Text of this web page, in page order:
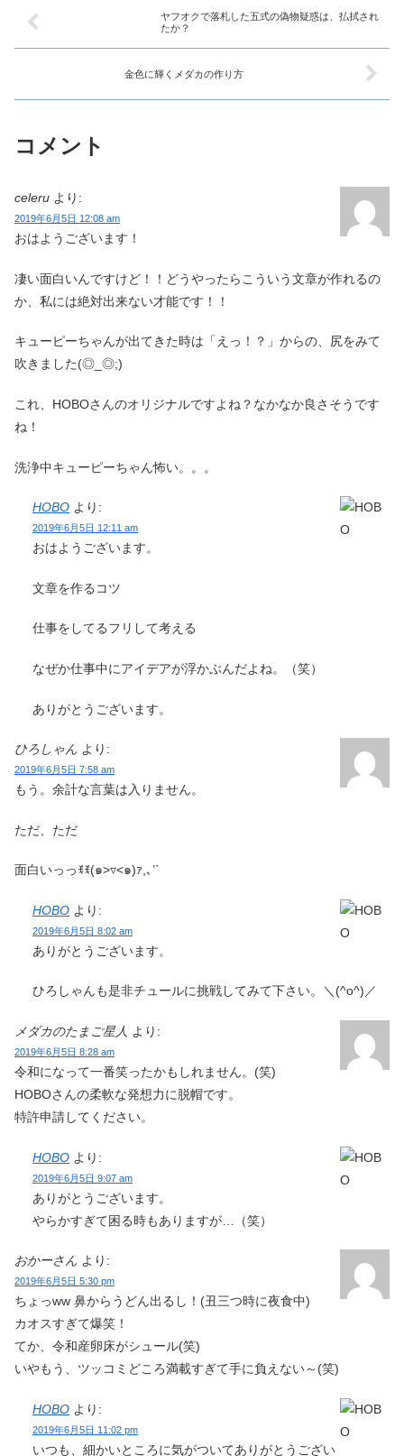
ヤフオクで落札した五式の偽物疑惑は、払拭され
たか？
金色に輝くメダカの作り方
コメント
celeru より:
2019年6月5日 12:08 am
おはようございます！
凄い面白いんですけど！！どうやったらこういう文章が作れるの
か、私には絶対出来ない才能です！！
キューピーちゃんが出てきた時は「えっ！？」からの、尻をみて
吹きました(◎_◎;)
これ、HOBOさんのオリジナルですよね？なかなか良さそうです
ね！
洗浄中キューピーちゃん怖い。。。
HOBO より:
2019年6月5日 12:11 am
おはようございます。
文章を作るコツ
仕事をしてるフリして考える
なぜか仕事中にアイデアが浮かぶんだよね。（笑）
ありがとうございます。
ひろしゃん より:
2019年6月5日 7:58 am
もう。余計な言葉は入りません。
ただ、ただ
面白いっっꉂꉂ(๑˃▿︎˂๑)ｧ,､’`
HOBO より:
2019年6月5日 8:02 am
ありがとうございます。
ひろしゃんも是非チュールに挑戦してみて下さい。＼(^o^)／
メダカのたまご星人 より:
2019年6月5日 8:28 am
令和になって一番笑ったかもしれません。(笑)
HOBOさんの柔軟な発想力に脱帽です。
特許申請してください。
HOBO より:
2019年6月5日 9:07 am
ありがとうございます。
やらかすぎて困る時もありますが…（笑）
おかーさん より:
2019年6月5日 5:30 pm
ちょっww 鼻からうどん出るし！(丑三つ時に夜食中)
カオスすぎて爆笑！
てか、令和産卵床がシュール(笑)
いやもう、ツッコミどころ満載すぎて手に負えない～(笑)
HOBO より:
2019年6月5日 11:02 pm
いつも、細かいところに気がついてありがとうござい